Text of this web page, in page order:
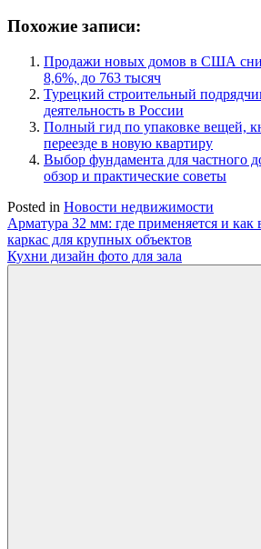
Похожие записи:
Продажи новых домов в США
8,6%, до 763 тысяч
Турецкий строительный
деятельность в России
Полный гид по упаковке вещей,
переезде в новую квартиру
Выбор фундамента для частного
обзор и практические советы
Posted in Новости недвижимости
Навигация
по
записям
Арматура 32 мм: где применяется и
каркас для крупных объектов
Кухни дизайн фото для зала